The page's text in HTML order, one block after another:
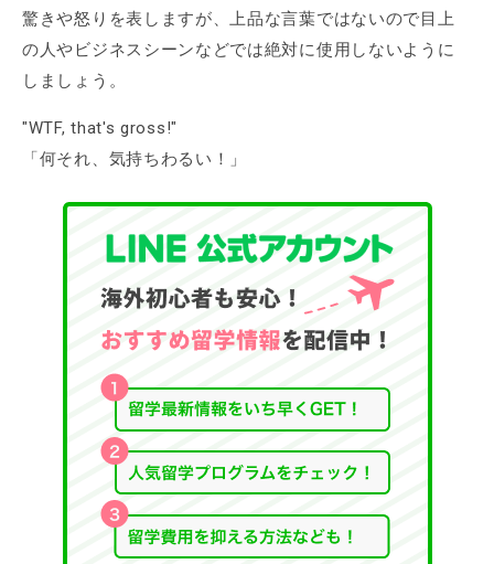
驚きや怒りを表しますが、上品な言葉ではないので目上
の人やビジネスシーンなどでは絶対に使用しないように
しましょう。
"WTF, that's gross!"
「何それ、気持ちわるい！」